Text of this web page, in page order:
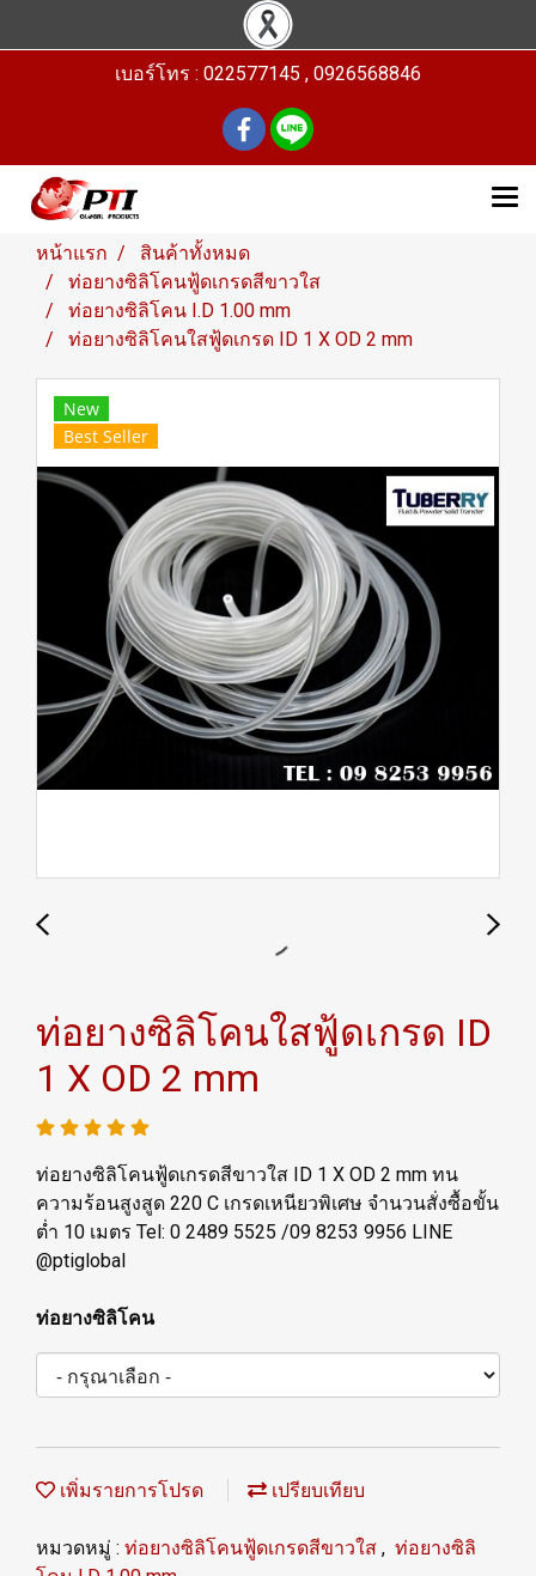
เบอร์โทร : 022577145 , 0926568846
หน้าแรก
สินค้าทั้งหมด
ท่อยางซิลิโคนฟู้ดเกรดสีขาวใส
ท่อยางซิลิโคน I.D 1.00 mm
ท่อยางซิลิโคนใสฟู้ดเกรด ID 1 X OD 2 mm
New
Best Seller
ท่อยางซิลิโคนใสฟู้ดเกรด ID
1 X OD 2 mm
ท่อยางซิลิโคนฟู้ดเกรดสีขาวใส ID 1 X OD 2 mm ทน
ความร้อนสูงสูด 220 C เกรดเหนียวพิเศษ จำนวนสั่งซื้อขั้น
ต่ำ 10 เมตร Tel: 0 2489 5525 /09 8253 9956 LINE
@ptiglobal
ท่อยางซิลิโคน
เพิ่มรายการโปรด เปรียบเทียบ
หมวดหมู่ : ท่อยางซิลิโคนฟู้ดเกรดสีขาวใส , ท่อยางซิลิ